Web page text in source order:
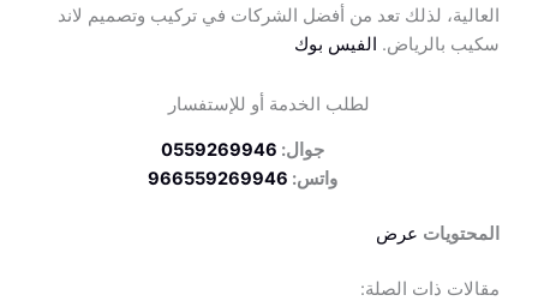
العالية، لذلك تعد من أفضل الشركات في تركيب وتصميم لاند
سكيب بالرياض. الفيس بوك
لطلب الخدمة أو للإستفسار
جوال: 0559269946
واتس: 966559269946
المحتويات عرض
مقالات ذات الصلة: